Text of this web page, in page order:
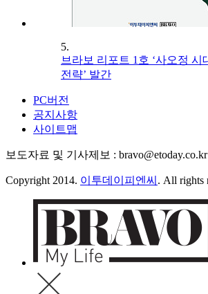
5.
브라보 리포트 1호 ‘사오정 시
전략’ 발간
PC버전
공지사항
사이트맵
보도자료 및 기사제보 : bravo@etoday.co.kr
Copyright 2014. 이투데이피엔씨 . All rights